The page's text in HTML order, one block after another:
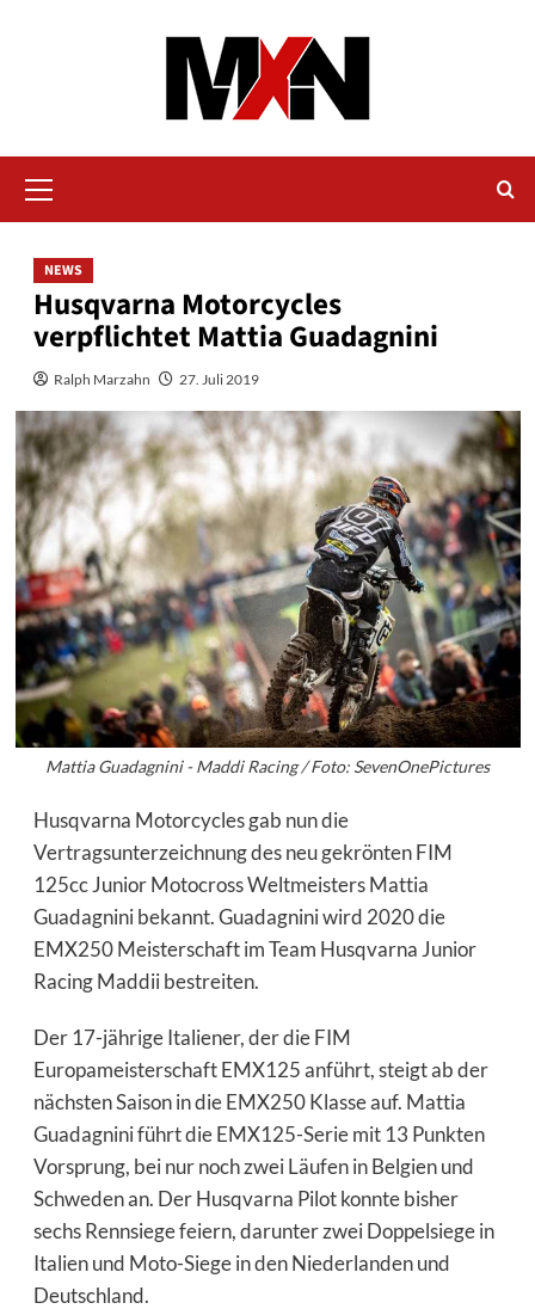
Menü
NEWS
Husqvarna Motorcycles
verpflichtet Mattia Guadagnini
Ralph Marzahn 27. Juli 2019
Mattia Guadagnini - Maddi Racing / Foto: SevenOnePictures
Husqvarna Motorcycles gab nun die
Vertragsunterzeichnung des neu gekrönten FIM
125cc Junior Motocross Weltmeisters Mattia
Guadagnini bekannt. Guadagnini wird 2020 die
EMX250 Meisterschaft im Team Husqvarna Junior
Racing Maddii bestreiten.
Der 17-jährige Italiener, der die FIM
Europameisterschaft EMX125 anführt, steigt ab der
nächsten Saison in die EMX250 Klasse auf. Mattia
Guadagnini führt die EMX125-Serie mit 13 Punkten
Vorsprung, bei nur noch zwei Läufen in Belgien und
Schweden an. Der Husqvarna Pilot konnte bisher
sechs Rennsiege feiern, darunter zwei Doppelsiege in
Italien und Moto-Siege in den Niederlanden und
Deutschland.